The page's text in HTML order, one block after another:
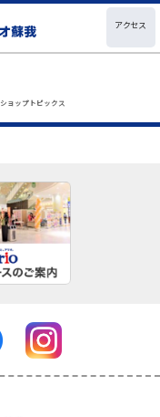
アクセス
ショップトピックス